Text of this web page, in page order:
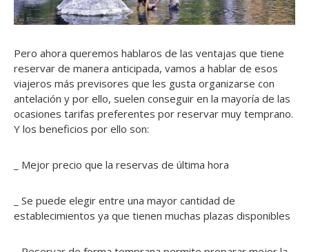
Pero ahora queremos hablaros de las ventajas que tiene
reservar de manera anticipada, vamos a hablar de esos
viajeros más previsores que les gusta organizarse con
antelación y por ello, suelen conseguir en la mayoría de las
ocasiones tarifas preferentes por reservar muy temprano.
Y los beneficios por ello son:
_ Mejor precio que la reservas de última hora
_ Se puede elegir entre una mayor cantidad de
establecimientos ya que tienen muchas plazas disponibles